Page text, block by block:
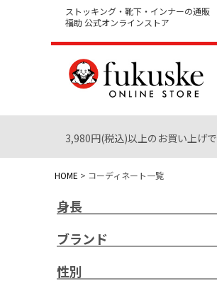
ストッキング・靴下・インナーの通販
福助 公式オンラインストア
3,980円(税込)以上のお買い上げで
HOME コーディネート一覧
身長
ブランド
性別